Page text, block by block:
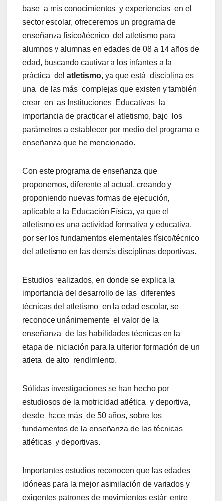
base a mis conocimientos y experiencias en el
sector escolar, ofreceremos un programa de
enseñanza físico/técnico del atletismo para
alumnos y alumnas en edades de 08 a 14 años de
edad, buscando cautivar a los infantes a la
práctica del atletismo, ya que está disciplina es
una de las más complejas que existen y también
crear en las Instituciones Educativas la
importancia de practicar el atletismo, bajo los
parámetros a establecer por medio del programa e
enseñanza que he mencionado.
Con este programa de enseñanza que
proponemos, diferente al actual, creando y
proponiendo nuevas formas de ejecución,
aplicable a la Educación Física, ya que el
atletismo es una actividad formativa y educativa,
por ser los fundamentos elementales físico/técnico
del atletismo en las demás disciplinas deportivas.
Estudios realizados, en donde se explica la
importancia del desarrollo de las diferentes
técnicas del atletismo en la edad escolar, se
reconoce unánimemente el valor de la
enseñanza de las habilidades técnicas en la
etapa de iniciación para la ulterior formación de un
atleta de alto rendimiento.
Sólidas investigaciones se han hecho por
estudiosos de la motricidad atlética y deportiva,
desde hace más de 50 años, sobre los
fundamentos de la enseñanza de las técnicas
atléticas y deportivas.
Importantes estudios reconocen que las edades
idóneas para la mejor asimilación de variados y
exigentes patrones de movimientos están entre